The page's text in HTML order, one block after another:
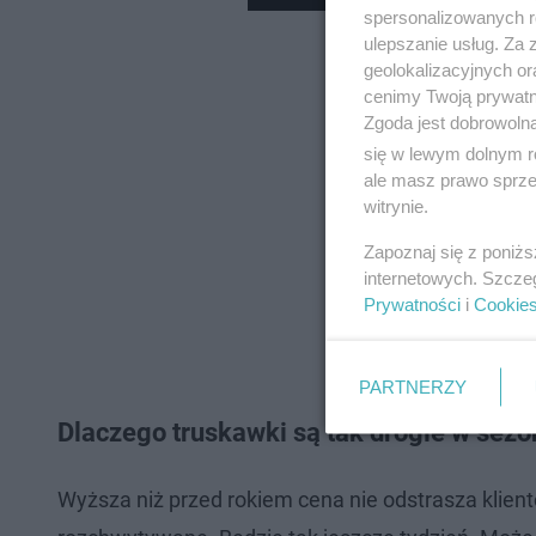
Dlaczego truskawki są tak drogie w
Wyższa niż przed rokiem cena nie odstrasza
spersonalizowanych
ulepszanie usług.
geolokalizacyjnych
cenimy Twoją
Zgoda jest
się w lewym dolnym
ale masz prawo
witrynie.
Zapoznaj się z
internetowych.
Prywatności i Cookies
PARTNERZY